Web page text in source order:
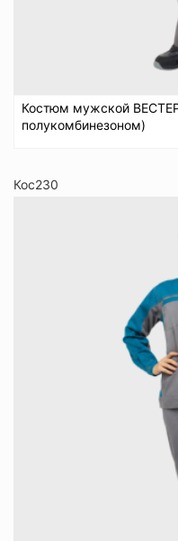
Костюм мужской
полукомбинезоном)
Кос230